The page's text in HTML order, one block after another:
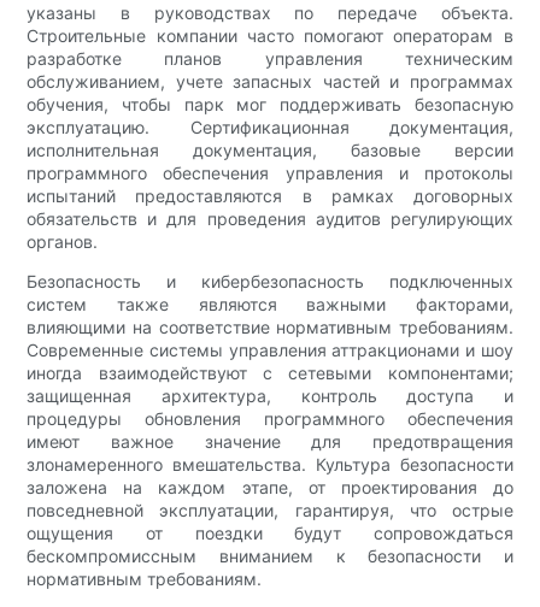
указаны в руководствах по передаче объекта.
Строительные компании часто помогают операторам в
разработке планов управления техническим
обслуживанием, учете запасных частей и программах
обучения, чтобы парк мог поддерживать безопасную
эксплуатацию. Сертификационная документация,
исполнительная документация, базовые версии
программного обеспечения управления и протоколы
испытаний предоставляются в рамках договорных
обязательств и для проведения аудитов регулирующих
органов.
Безопасность и кибербезопасность подключенных
систем также являются важными факторами,
влияющими на соответствие нормативным требованиям.
Современные системы управления аттракционами и шоу
иногда взаимодействуют с сетевыми компонентами;
защищенная архитектура, контроль доступа и
процедуры обновления программного обеспечения
имеют важное значение для предотвращения
злонамеренного вмешательства. Культура безопасности
заложена на каждом этапе, от проектирования до
повседневной эксплуатации, гарантируя, что острые
ощущения от поездки будут сопровождаться
бескомпромиссным вниманием к безопасности и
нормативным требованиям.